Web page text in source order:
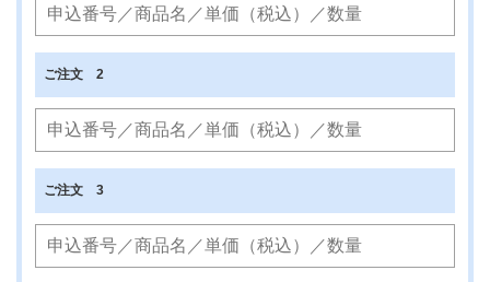
ご注文 2
ご注文 3